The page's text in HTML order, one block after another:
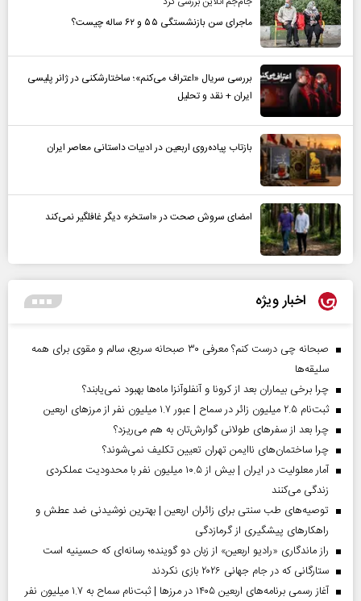
ماجرای سن بازنشستگی ۵۵ و ۶۲ ساله چیست؟
بررسی سریال «اعتراف می‌کنم»؛ ساختارشکنی در ژانر پلیسی
ایران + نقد و تحلیل
بازتاب پیاده‌روی اربعین در ادبیات داستانی معاصر ایران
امضای سروش صحت در «استخر» دیگر غافلگیر نمی‌کند
اخبار ویژه
صبحانه چی درست کنم؟ معرفی ۳۰ صبحانه سریع، سالم و مقوی برای همه
سلیقه‌ها
چرا برخی بیماران بعد از کرونا و آنفلوآنزا ماه‌ها بهبود نمی‌یابند؟
ثبت‌نام ۲.۵ میلیون زائر در سماح | عبور ۱.۷ میلیون نفر از مرز‌های اربعین
چرا بعد از سفرهای طولانی گوارش‌تان به هم می‌ریزد؟
چرا ساختمان‌های ناایمن تهران تعیین تکلیف نمی‌شوند؟
آمار معلولیت در ایران | بیش از ۱۰.۵ میلیون نفر با محدودیت عملکردی
زندگی می‌کنند
توصیه‌های طب سنتی برای زائران اربعین | بهترین نوشیدنی ضد عطش و
راهکارهای پیشگیری از گرمازدگی
راز ماندگاری «رادیو اربعین» از زبان دو گوینده؛ رسانه‌ای که حسینیه است
ستارگانی که در جام جهانی ۲۰۲۶ بازی نکردند
آغاز رسمی برنامه‌های اربعین ۱۴۰۵ در مرز‌ها | ثبت‌نام سماح به ۱.۷ میلیون نفر